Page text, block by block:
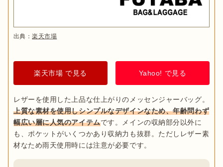
出典：楽天市場
楽天市場 で見る Yahoo! で見る
レザーを使用した上品な仕上がりのメッセンジャーバッグ。
上質な素材を使用しシンプルなデザインなため、年齢問わず
幅広い層に人気のアイテムです。メインの収納部分以外に
も、ポケットがいくつかあり収納力も抜群。ただしレザー素